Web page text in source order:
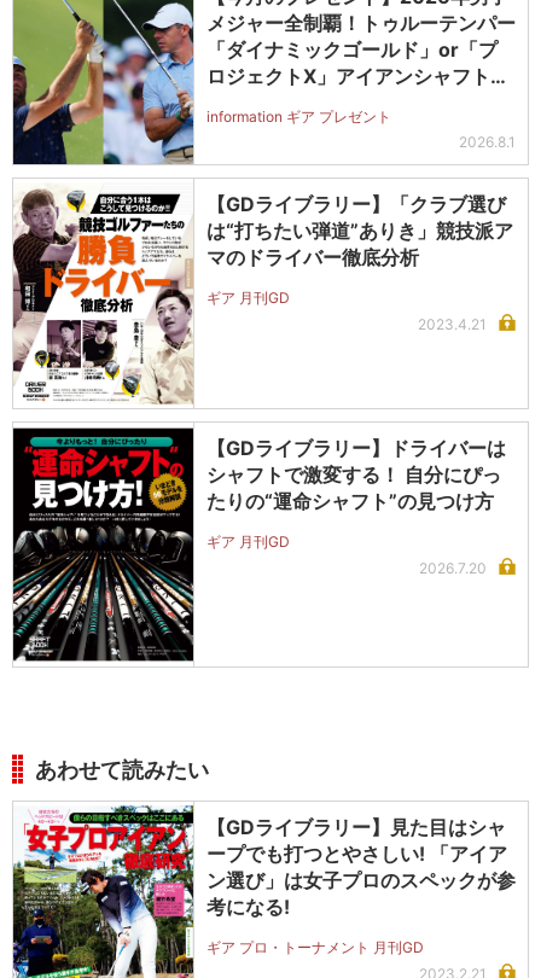
メジャー全制覇！トゥルーテンパー
「ダイナミックゴールド」or「プ
ロジェクトX」アイアンシャフト
ットを抽選で2名に！
information ギア プレゼント
2026.8.1
【GDライブラリー】「クラブ選び
は“打ちたい弾道”ありき」競技派ア
マのドライバー徹底分析
ギア 月刊GD
2023.4.21
【GDライブラリー】ドライバーは
シャフトで激変する！ 自分にぴっ
たりの“運命シャフト”の見つけ方
ギア 月刊GD
2026.7.20
あわせて読みたい
【GDライブラリー】見た目はシャ
ープでも打つとやさしい! 「アイア
ン選び」は女子プロのスペックが参
考になる!
ギア プロ・トーナメント 月刊GD
2023.2.21